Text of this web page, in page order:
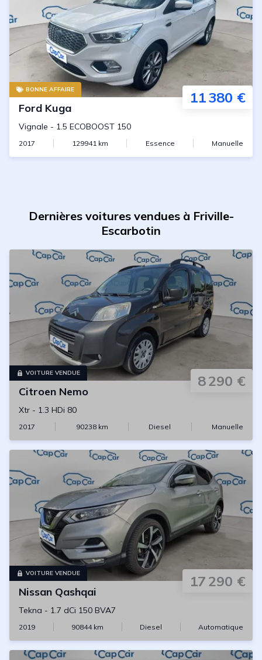
BONNE AFFAIRE 11 380 €
Ford Kuga
Vignale - 1.5 ECOBOOST 150
2017 129941 km Essence Manuelle
Dernières voitures vendues à Friville-
Escarbotin
VOITURE VENDUE 8 290 €
Citroen Nemo
Xtr - 1.3 HDi 80
2017 90238km Diesel Manuelle
VOITURE VENDUE 17 290 €
Nissan Qashqai
Tekna - 1.7 dCi 150 BVA7
2019 90844km Diesel Automatique